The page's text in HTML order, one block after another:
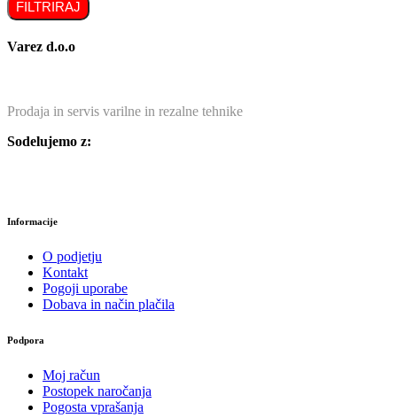
FILTRIRAJ
Varez d.o.o
Prodaja in servis varilne in rezalne tehnike
Sodelujemo z:
Informacije
O podjetju
Kontakt
Pogoji uporabe
Dobava in način plačila
Podpora
Moj račun
Postopek naročanja
Pogosta vprašanja